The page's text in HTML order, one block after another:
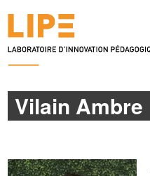
Vilain Ambre